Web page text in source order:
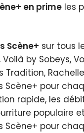
en prime les
Scène+ sur tous
by Sobeys,
Tradition,
Scène+ pour
rapide, les
populaire
Scène+ pour